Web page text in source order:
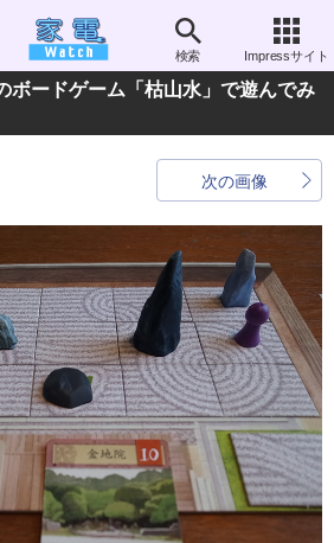
検索 Impressサイト
ボードゲーム「枯山水」で遊んでみ
次の画像